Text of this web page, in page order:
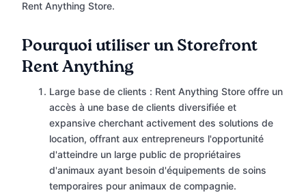
Rent Anything Store.
Pourquoi utiliser un Storefront
Rent Anything
Large base de clients : Rent Anything Store offre un
accès à une base de clients diversifiée et
expansive cherchant activement des solutions de
location, offrant aux entrepreneurs l'opportunité
d'atteindre un large public de propriétaires
d'animaux ayant besoin d'équipements de soins
temporaires pour animaux de compagnie.